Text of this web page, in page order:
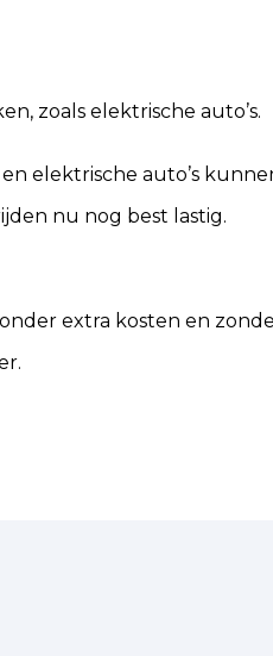
zoals elektrische auto’s.
elektrische auto’s
nu nog best lastig.
extra kosten en